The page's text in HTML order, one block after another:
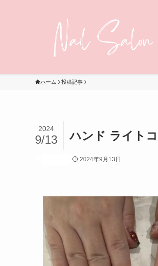
ホーム 投稿記事
ハンド ライト
2024
9/13
2024年9月13日